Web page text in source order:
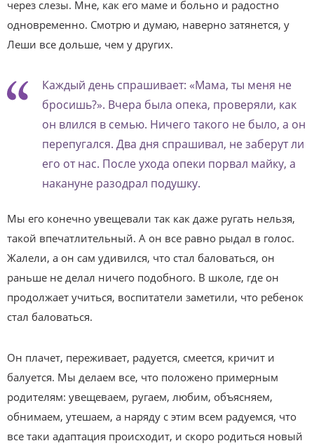
через слезы. Мне, как его маме и больно и радостно
одновременно. Смотрю и думаю, наверно затянется, у
Леши все дольше, чем у других.
Каждый день спрашивает: «Мама, ты меня не
бросишь?». Вчера была опека, проверяли, как
он влился в семью. Ничего такого не было, а он
перепугался. Два дня спрашивал, не заберут ли
его от нас. После ухода опеки порвал майку, а
накануне разодрал подушку.
Мы его конечно увещевали так как даже ругать нельзя,
такой впечатлительный. А он все равно рыдал в голос.
Жалели, а он сам удивился, что стал баловаться, он
раньше не делал ничего подобного. В школе, где он
продолжает учиться, воспитатели заметили, что ребенок
стал баловаться.
Он плачет, переживает, радуется, смеется, кричит и
балуется. Мы делаем все, что положено примерным
родителям: увещеваем, ругаем, любим, объясняем,
обнимаем, утешаем, а наряду с этим всем радуемся, что
все таки адаптация происходит, и скоро родиться новый